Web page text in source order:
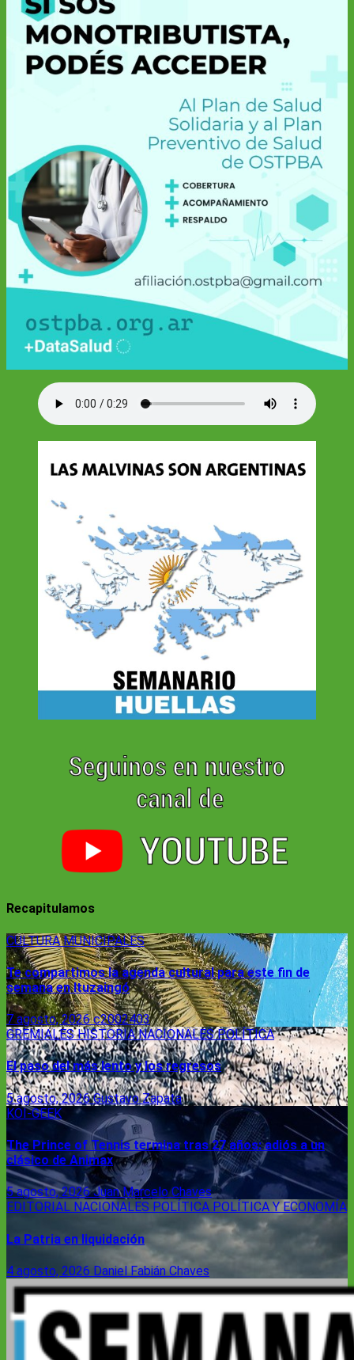
Recapitulamos
CULTURAMUNICIPALES
Te compartimos la agenda cultural para este fin de
semana en Ituzaingó
7 agosto, 2026c2002403
GREMIALESHISTORIANACIONALESPOLÍTICA
El paso del más lento y los regresos
5 agosto, 2026Gustavo Zapata
KOI-GEEK
The Prince of Tennis termina tras 27 años: adiós a un
clásico de Animax
5 agosto, 2026Juan Marcelo Chaves
EDITORIAL NACIONALES POLÍTICA POLÍTICA Y ECONOMÍA
La Patria en liquidación
4 agosto, 2026 Daniel Fabián Chaves